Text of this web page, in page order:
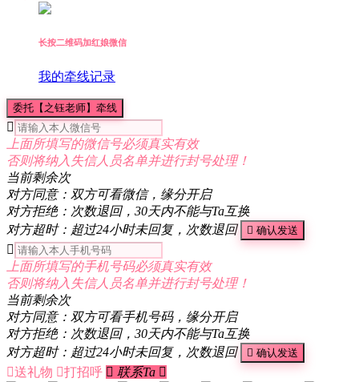
长按二维码加红娘微信
我的牵线记录
委托【之钰老师】牵线

上面所填写的微信号必须真实有效
否则将纳入失信人员名单并进行封号处理！
当前剩余次
对方同意：双方可看微信，缘分开启
对方拒绝：次数退回，30天内不能与Ta互换
对方超时：超过24小时未回复，次数退回
 确认发送

上面所填写的手机号码必须真实有效
否则将纳入失信人员名单并进行封号处理！
当前剩余次
对方同意：双方可看手机号码，缘分开启
对方拒绝：次数退回，30天内不能与Ta互换
对方超时：超过24小时未回复，次数退回
 确认发送
送礼物 打招呼  联系Ta 